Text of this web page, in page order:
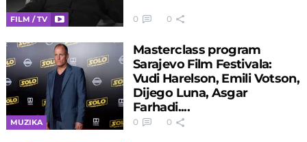
FILM / TV 0 0
MUZIKA
Masterclass program
Sarajevo Film Festivala:
Vudi Harelson, Emili Votson,
Dijego Luna, Asgar
Farhadi....
0 0